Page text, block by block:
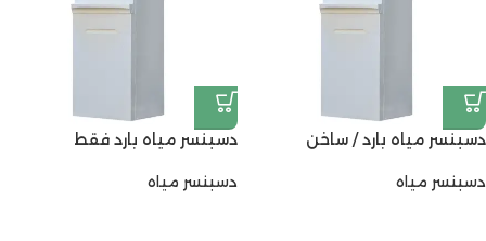
دسبنسر مياه بارد / ساخن
دسبنسر مياه
دسبنسر مياه بارد فقط
دسبنسر مياه